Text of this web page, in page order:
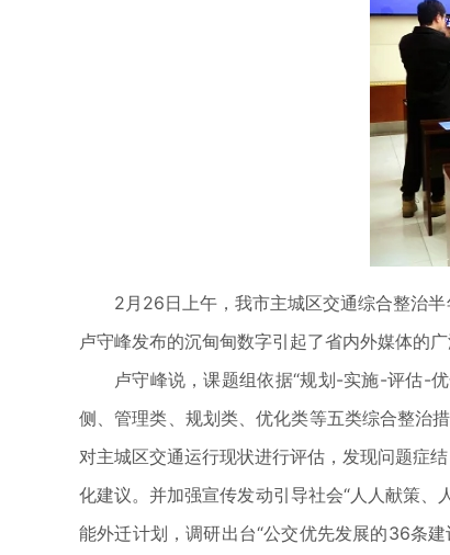
2月26日上午，我市主城区交通综合整治
卢守峰发布的沉甸甸数字引起了省内外媒体的广
卢守峰说，课题组依据“规划-实施-评估-
侧、管理类、规划类、优化类等五类综合整治
对主城区交通运行现状进行评估，发现问题症
化建议。并加强宣传发动引导社会“人人献策
能外迁计划，调研出台“公交优先发展的36条